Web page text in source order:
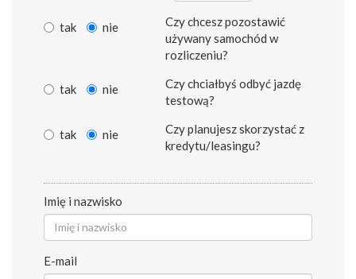
tak nie
Czy chcesz pozostawić
używany samochód w
rozliczeniu?
tak nie
Czy chciałbyś odbyć jazdę
testową?
tak nie
Czy planujesz skorzystać z
kredytu/leasingu?
Imię i nazwisko
E-mail